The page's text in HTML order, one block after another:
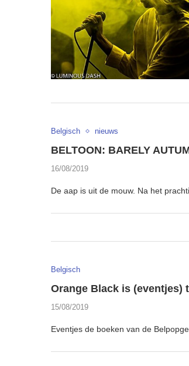
Belgisch nieuws
BELTOON: BARELY
16/08/2019
De aap is uit de mouw. Na het
Belgisch
Orange Black is (eventjes)
15/08/2019
Eventjes de boeken van de